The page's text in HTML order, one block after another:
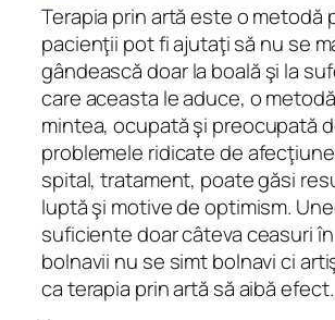
Terapia prin artă este o metodă
pacienţii pot fi ajutaţi să nu se
gândească doar la boală şi la
care aceasta le aduce, o
mintea, ocupată şi preocupată
problemele ridicate de
spital, tratament, poate găsi
luptă şi motive de optimism.
suficiente doar câteva ceasuri
bolnavii nu se simt bolnavi ci
ca terapia prin artă să aibă efect.